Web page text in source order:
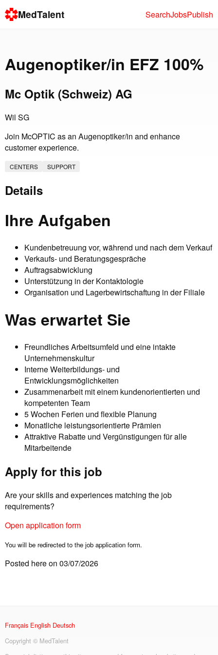
MedTalent SearchJobsPublish
Augenoptiker/in EFZ 100%
Mc Optik (Schweiz) AG
Wil SG
Join McOPTIC as an Augenoptiker/in and enhance
customer experience.
CENTERS SUPPORT
Details
Ihre Aufgaben
Kundenbetreuung vor, während und nach dem Verkauf
Verkaufs- und Beratungsgespräche
Auftragsabwicklung
Unterstützung in der Kontaktologie
Organisation und Lagerbewirtschaftung in der Filiale
Was erwartet Sie
Freundliches Arbeitsumfeld und eine intakte
Unternehmenskultur
Interne Weiterbildungs- und
Entwicklungsmöglichkeiten
Zusammenarbeit mit einem kundenorientierten und
kompetenten Team
5 Wochen Ferien und flexible Planung
Monatliche leistungsorientierte Prämien
Attraktive Rabatte und Vergünstigungen für alle
Mitarbeitende
Apply for this job
Are your skills and experiences matching the job
requirements?
Open application form
You will be redirected to the job application form.
Posted here on 03/07/2026
Français English Deutsch
Copyright © MedTalent